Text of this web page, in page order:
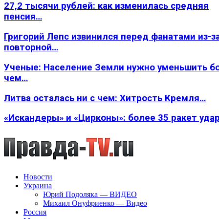
27,2 тысячи рублей: как изменилась средняя
пенсия…
Григорий Лепс извинился перед фанатами из-
повторной…
Ученые: Население Земли нужно уменьшить
чем…
Литва осталась ни с чем: Хитрость Кремля…
«Искандеры» и «Цирконы»: более 35 ракет
Новости
Украина
Юрий Подоляка — ВИДЕО
Михаил Онуфриенко — Видео
Россия